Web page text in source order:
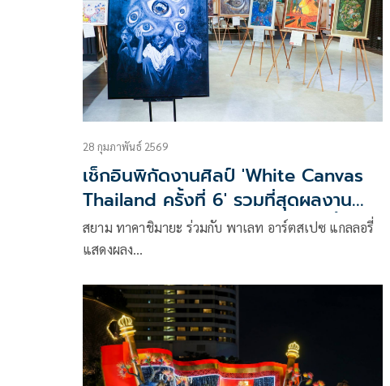
28 กุมภาพันธ์ 2569
เช็กอินพิกัดงานศิลป์ 'White Canvas
Thailand ครั้งที่ 6' รวมที่สุดผลงาน
ศิลปินหน้าใหม่ของไทย ชมฟรี วันนี้-10
มี.ค. 69
สยาม ทาคาชิมายะ ร่วมกับ พาเลท อาร์ตสเปซ แกลลอรี่
แสดงผลง…